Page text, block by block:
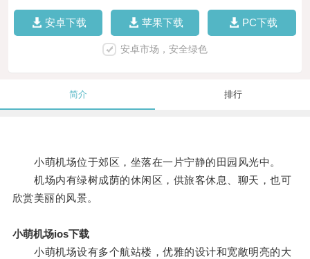
安卓下载 苹果下载 PC下载
安卓市场，安全绿色
简介 排行
小萌机场位于郊区，坐落在一片宁静的田园风光中。
机场内有绿树成荫的休闲区，供旅客休息、聊天，也可
欣赏美丽的风景。
小萌机场ios下载
小萌机场设有多个航站楼，优雅的设计和宽敞明亮的大